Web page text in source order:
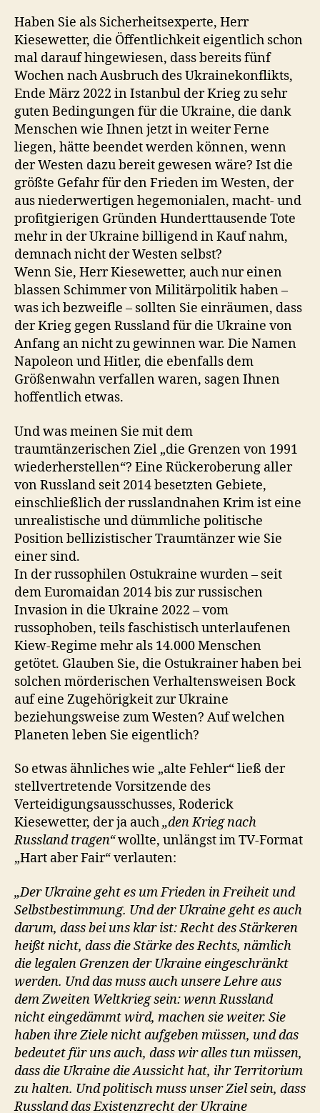
Haben Sie als Sicherheitsexperte, Herr
Kiesewetter, die Öffentlichkeit eigentlich schon
mal darauf hingewiesen, dass bereits fünf
Wochen nach Ausbruch des Ukrainekonflikts,
Ende März 2022 in Istanbul der Krieg zu sehr
guten Bedingungen für die Ukraine, die dank
Menschen wie Ihnen jetzt in weiter Ferne
liegen, hätte beendet werden können, wenn
der Westen dazu bereit gewesen wäre? Ist die
größte Gefahr für den Frieden im Westen, der
aus niederwertigen hegemonialen, macht- und
profitgierigen Gründen Hunderttausende Tote
mehr in der Ukraine billigend in Kauf nahm,
demnach nicht der Westen selbst?
Wenn Sie, Herr Kiesewetter, auch nur einen
blassen Schimmer von Militärpolitik haben –
was ich bezweifle – sollten Sie einräumen, dass
der Krieg gegen Russland für die Ukraine von
Anfang an nicht zu gewinnen war. Die Namen
Napoleon und Hitler, die ebenfalls dem
Größenwahn verfallen waren, sagen Ihnen
hoffentlich etwas.
Und was meinen Sie mit dem
traumtänzerischen Ziel „die Grenzen von 1991
wiederherstellen“? Eine Rückeroberung aller
von Russland seit 2014 besetzten Gebiete,
einschließlich der russlandnahen Krim ist eine
unrealistische und dümmliche politische
Position bellizistischer Traumtänzer wie Sie
einer sind.
In der russophilen Ostukraine wurden – seit
dem Euromaidan 2014 bis zur russischen
Invasion in die Ukraine 2022 – vom
russophoben, teils faschistisch unterlaufenen
Kiew-Regime mehr als 14.000 Menschen
getötet. Glauben Sie, die Ostukrainer haben bei
solchen mörderischen Verhaltensweisen Bock
auf eine Zugehörigkeit zur Ukraine
beziehungsweise zum Westen? Auf welchen
Planeten leben Sie eigentlich?
So etwas ähnliches wie „alte Fehler“ ließ der
stellvertretende Vorsitzende des
Verteidigungsausschusses, Roderick
Kiesewetter, der ja auch„den Krieg nach
Russland tragen“wollte, unlängst im TV-Format
„Hart aber Fair“ verlauten:
„Der Ukraine geht es um Frieden in Freiheit und
Selbstbestimmung. Und der Ukraine geht es auch
darum, dass bei uns klar ist: Recht des Stärkeren
heißt nicht, dass die Stärke des Rechts, nämlich
die legalen Grenzen der Ukraine eingeschränkt
werden. Und das muss auch unsere Lehre aus
dem Zweiten Weltkrieg sein: wenn Russland
nicht eingedämmt wird, machen sie weiter. Sie
haben ihre Ziele nicht aufgeben müssen, und das
bedeutet für uns auch, dass wir alles tun müssen,
dass die Ukraine die Aussicht hat, ihr Territorium
zu halten. Und politisch muss unser Ziel sein, dass
Russland das Existenzrecht der Ukraine